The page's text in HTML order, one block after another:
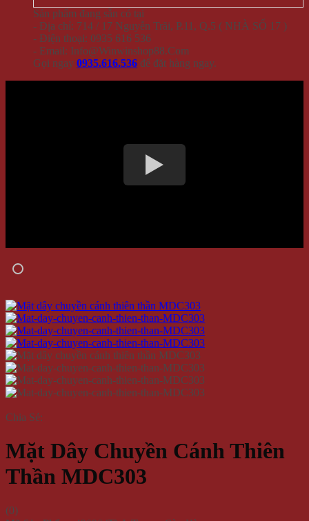
Sản phẩm đang sẵn có tại
- Địa chỉ: 714 / 17 Nguyễn Trãi, P.11, Q.5 ( NHÀ SỐ 17 )
- Điện thoại: 0935 616 536
- Email: Info@Winwinshop88.Com
Gọi ngay 0935.616.536 để đặt hàng ngay.
Chia Sẻ:
Mặt Dây Chuyền Cánh Thiên
Thần MDC303
(0)